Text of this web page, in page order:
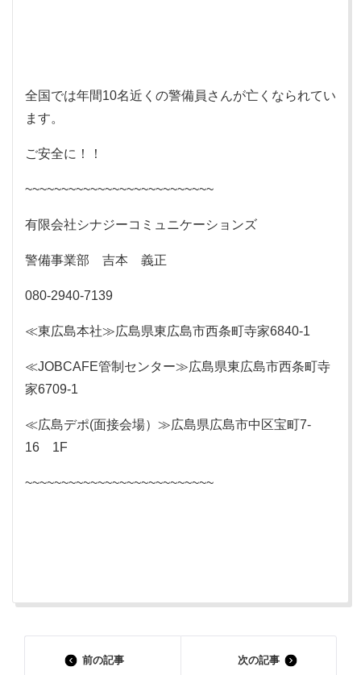
全国では年間10名近くの警備員さんが亡くなられてい
ます。
ご安全に！！
~~~~~~~~~~~~~~~~~~~~~~~~~~
有限会社シナジーコミュニケーションズ
警備事業部 吉本 義正
080-2940-7139
≪東広島本社≫広島県東広島市西条町寺家6840-1
≪JOBCAFE管制センター≫広島県東広島市西条町寺
家6709-1
≪広島デポ(面接会場）≫広島県広島市中区宝町7-
16 1F
~~~~~~~~~~~~~~~~~~~~~~~~~~
前の記事 次の記事